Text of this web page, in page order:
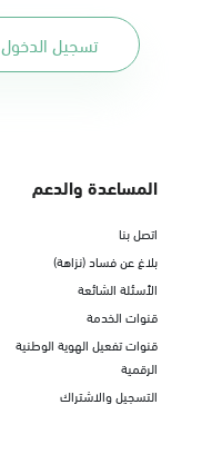
تسجيل الدخول
المساعدة والدعم
اتصل بنا
بلاغ عن فساد (نزاهة)
الأسئلة الشائعة
قنوات الخدمة
قنوات تفعيل الهوية الوطنية
الرقمية
التسجيل والاشتراك